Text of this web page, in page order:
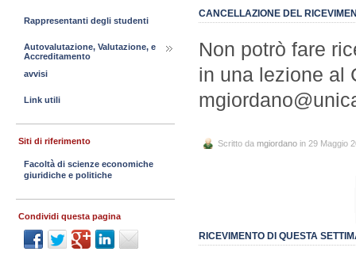
CANCELLAZIONE DEL
Non potrò fare
in una lezione al
Scritto da mgiordano in 29 Maggio
RICEVIMENTO DI QUESTA
Rappresentanti degli studenti
Autovalutazione, Valutazione, e
Accreditamento
avvisi
Link utili
Siti di riferimento
Facoltà di scienze economiche
giuridiche e politiche
Condividi questa pagina